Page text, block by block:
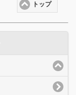
トップ